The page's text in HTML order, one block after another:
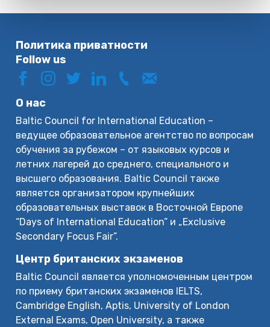
Политика приватности
Follow us
О нас
Baltic Council for International Education –
ведущее образовательное агентство по вопросам
обучения за рубежом – от языковых курсов и
летних лагерей до среднего, специального и
высшего образования. Baltic Council также
является организатором крупнейших
образовательных выставок в Восточной Европе
“Days of International Education” и „Exclusive
Secondary Focus Fair”.
Центр британских экзаменов
Baltic Council является уполномоченным центром
по приему британских экзаменов IELTS,
Cambridge English, Aptis, University of London
External Exams, Open University, а также